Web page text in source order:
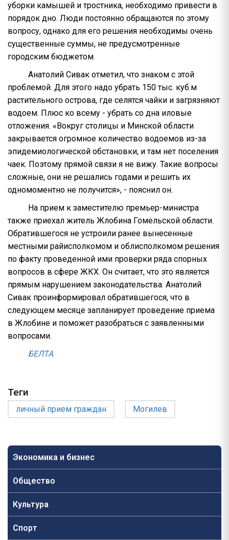
Экономика и бизнес
Общество
Культура
Спорт
уборки камышей и тростника, необходимо привести в
порядок дно. Люди постоянно обращаются по этому
вопросу, однако для его решения необходимы очень
существенные суммы, не предусмотренные
городским бюджетом.
Анатолий Сивак отметил, что знаком с этой
проблемой. Для этого надо убрать 150 тыс. куб.м
растительного острова, где селятся чайки и загрязняют
водоем. Плюс ко всему - убрать со дна иловые
отложения. «Вокруг столицы и Минской области
закрывается огромное количество водоемов из-за
эпидемиологической обстановки, и там нет поселения
чаек. Поэтому прямой связи я не вижу. Такие вопросы
сложные, они не решались годами и решить их
одномоментно не получится», - пояснил он.
На прием к заместителю премьер-министра
также приехал житель Жлобина Гомельской области.
Обратившегося не устроили ранее вынесенные
местными райисполкомом и облисполкомом решения
по факту проведенной ими проверки ряда спорных
вопросов в сфере ЖКХ. Он считает, что это является
прямым нарушением законодательства. Анатолий
Сивак проинформировал обратившегося, что в
следующем месяце запланирует проведение приема
в Жлобине и поможет разобраться с заявленными
вопросами.
БЕЛТА
Теги
личный прием граждан Могилев